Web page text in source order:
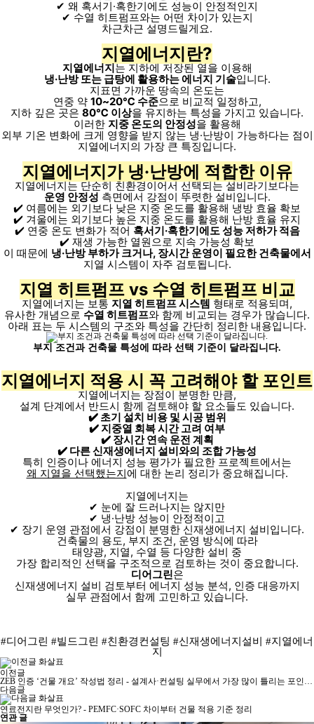
✔ 왜 혹서기·혹한기에도 성능이 안정적인지
✔ 수열 히트펌프와는 어떤 차이가 있는지
차근차근 설명드릴게요.
지열에너지란?
지열에너지는 지하에 저장된 열을 이용해
냉·난방 또는 급탕에 활용하는 에너지 기술입니다.
지표면 가까운 땅속의 온도는
연중 약 10~20℃ 수준으로 비교적 일정하고,
지하 깊은 곳은 80℃ 이상을 유지하는 특성을 가지고 있습니다.
이러한 지중 온도의 안정성을 활용해
외부 기온 변화에 크게 영향을 받지 않는 냉·난방이 가능하다는 점이
지열에너지의 가장 큰 특징입니다.
지열에너지가 냉·난방에 적합한 이유
지열에너지는 단순히 친환경이어서 선택되는 설비라기보다는
운영 안정성 측면에서 강점이 뚜렷한 설비입니다.
✔️ 여름에는 외기보다 낮은 지중 온도를 활용해 냉방 효율 확보
✔️ 겨울에는 외기보다 높은 지중 온도를 활용해 난방 효율 유지
✔️ 연중 온도 변화가 적어 혹서기·혹한기에도 성능 저하가 적음
✔️ 재생 가능한 열원으로 지속 가능성 확보
이 때문에 냉·난방 부하가 크거나, 장시간 운영이 필요한 건축물에서
지열 시스템이 자주 검토됩니다.
지열 히트펌프 vs 수열 히트펌프 비교
지열에너지는 보통지열 히트펌프 시스템형태로 적용되며,
유사한 개념으로 수열 히트펌프와 함께 비교되는 경우가 많습니다.
아래 표는 두 시스템의 구조와 특성을 간단히 정리한 내용입니다.
부지 조건과 건축물 특성에 따라 선택 기준이 달라집니다.
지열에너지 적용 시 꼭 고려해야 할 포인트
지열에너지는 장점이 분명한 만큼,
설계 단계에서 반드시 함께 검토해야 할 요소들도 있습니다.
✔️ 초기 설치 비용 및 시공 범위
✔️ 지중열 회복 시간 고려 여부
✔️ 장시간 연속 운전 계획
✔️ 다른 신재생에너지 설비와의 조합 가능성
특히 인증이나 에너지 성능 평가가 필요한 프로젝트에서는
왜 지열을 선택했는지에 대한 논리 정리가 중요해집니다.
지열에너지는
✔ 눈에 잘 드러나지는 않지만
✔ 냉·난방 성능이 안정적이고
✔ 장기 운영 관점에서 강점이 분명한 신재생에너지 설비입니다.
건축물의 용도, 부지 조건, 운영 방식에 따라
태양광, 지열, 수열 등 다양한 설비 중
가장 합리적인 선택을 구조적으로 검토하는 것이 중요합니다.
디어그린은
신재생에너지 설비 검토부터 에너지 성능 분석, 인증 대응까지
실무 관점에서 함께 고민하고 있습니다.
#디어그린 #빌드그린 #친환경컨설팅 #신재생에너지설비 #지열에너
지
이전글
ZEB 인증 ‘건물 개요’ 작성법 정리 - 설계사·컨설팅 실무에서 가장 많이 틀리는 포인트까지
다음글
연료전지란 무엇인가? - PEMFC·SOFC 차이부터 건물 적용 기준 정리
연관 글